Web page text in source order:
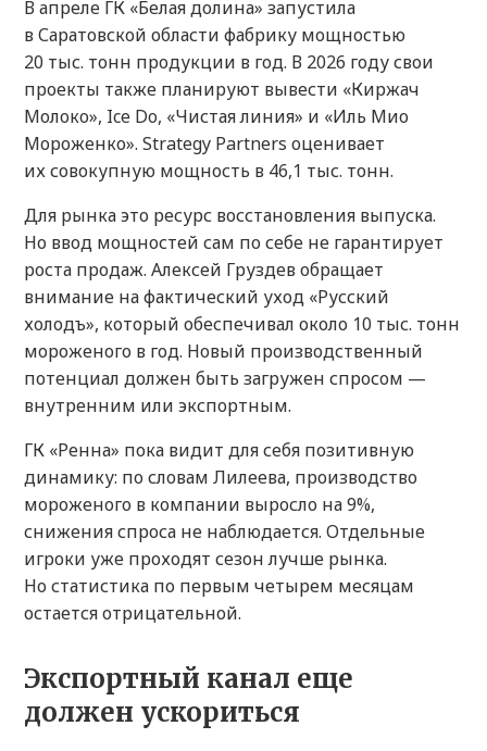
В апреле ГК «Белая долина» запустила
в Саратовской области фабрику мощностью
20 тыс. тонн продукции в год. В 2026 году свои
проекты также планируют вывести «Киржач
Молоко», Ice Do, «Чистая линия» и «Иль Мио
Мороженко». Strategy Partners оценивает
их совокупную мощность в 46,1 тыс. тонн.
Для рынка это ресурс восстановления выпуска.
Но ввод мощностей сам по себе не гарантирует
роста продаж. Алексей Груздев обращает
внимание на фактический уход «Русский
холодъ», который обеспечивал около 10 тыс. тонн
мороженого в год. Новый производственный
потенциал должен быть загружен спросом —
внутренним или экспортным.
ГК «Ренна» пока видит для себя позитивную
динамику: по словам Лилеева, производство
мороженого в компании выросло на 9%,
снижения спроса не наблюдается. Отдельные
игроки уже проходят сезон лучше рынка.
Но статистика по первым четырем месяцам
остается отрицательной.
Экспортный канал еще
должен ускориться